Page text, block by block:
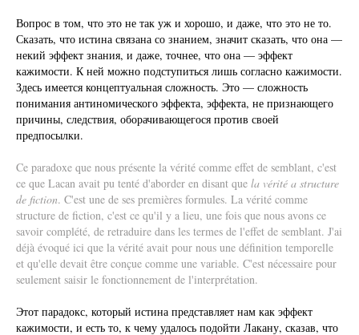
Вопрос в том, что это не так уж и хорошо, и даже, что это не то.
Сказать, что истина связана со знанием, значит сказать, что она —
некий эффект знания, и даже, точнее, что она — эффект
кажимости. К ней можно подступиться лишь согласно кажимости.
Здесь имеется концептуальная сложность. Это — сложность
понимания антиномического эффекта, эффекта, не признающего
причины, следствия, оборачивающегося против своей
предпосылки.
Ce paradoxe que nous présente la vérité comme effet de semblant, c'est
ce que Lacan avait pu tenté d'aborder en disant que la vérité a structure
de fiction. C'est une de ses premières formules. La vérité comme
structure de fiction, c'est ce qu'il y a lieu, une fois que nous avons ce
savoir complété, de retraduire dans les termes de l'effet de semblant. J'ai
déjà évoqué ici que la vérité avait pour nous une définition temporelle
et qu'elle devait être conçue comme une variable. C'est nécessaire pour
seulement saisir le fonctionnement de l'interprétation.
Этот парадокс, который истина представляет нам как эффект
кажимости, и есть то, к чему удалось подойти Лакану, сказав, что